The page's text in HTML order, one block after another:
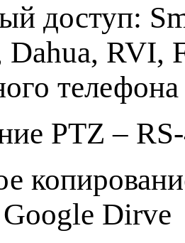
доступ:
RVI,
PTZ –
Dirve